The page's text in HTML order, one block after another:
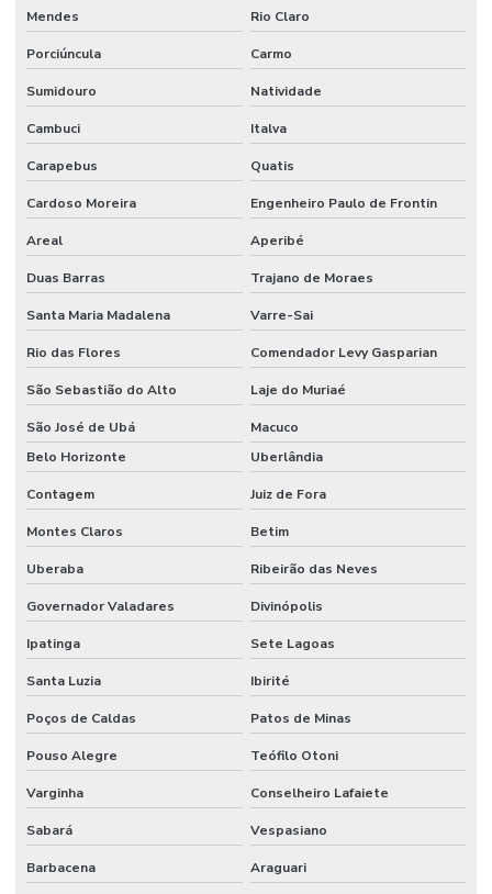
Mangote Flexivel
Mangote Para Bomba De Concreto Em Sp
Mangote Resistente A Calor Até 110 Graus
Mangueira Capilar Alta Pressão
Mangueira De Borracha Nitrílica Para Graxa
Mangueira De Pvc Reforçada
Mangueira Flat
Mangueira Flat Pvc Para Indústria
Mangueira Hidráulica
Mangueira Hidráulica Alta Pressão
Mangueira Pneumática
Mangueira Pneumática Para Indústria Em Minas Gerais
Mangueira Pvc Sucção
Mangueira Solda Dupla
Manômetro De Pressão
Manômetro De Pressão Com Glicerina Em Minas Gerais
Manômetro De Pressão Inox Vertical
Manômetro De Pressão Npt Horizontal Em São Paulo
Mendes Rio Claro
Porciúncula Carmo
Sumidouro Natividade
Cambuci Italva
Carapebus Quatis
Cardoso Moreira Engenheiro Paulo de Frontin
Areal Aperibé
Duas Barras Trajano de Moraes
Santa Maria Madalena Varre-Sai
Rio das Flores Comendador Levy Gasparian
São Sebastião do Alto Laje do Muriaé
São José de Ubá
Macuco
Belo Horizonte
Uberlândia
Contagem Juiz de Fora
Montes Claros Betim
Uberaba Ribeirão das Neves
Governador Valadares Divinópolis
Ipatinga Sete Lagoas
Santa Luzia Ibirité
Poços de Caldas Patos de Minas
Pouso Alegre Teófilo Otoni
Varginha Conselheiro Lafaiete
Sabará Vespasiano
Barbacena Araguari